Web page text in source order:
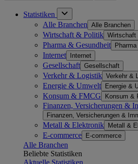
Statistiken
Alle Branchen Alle Branchen
Wirtschaft & Politik Wirtschaft
Pharma & Gesundheit
Internet Internet
Gesellschaft Gesellschaft
Verkehr & Logistik Verkehr &
Energie & Umwelt Energie &
Konsum & FMCG Konsum &
Finanzen, Versicherungen &
Finanzen, Versicherungen &
Metall & Elektronik Metall &
E-commerce E-commerce
Alle Branchen
Beliebte Statistiken
Aktuelle Statistiken